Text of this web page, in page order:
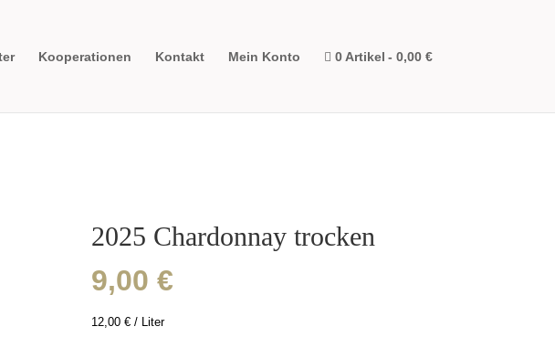
Kooperationen Kontakt Mein Konto 0 Artikel 0,00 €
2025 Chardonnay trocken
9,00 €
12,00 €/ Liter